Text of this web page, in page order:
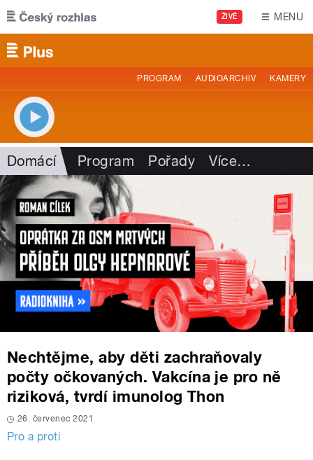
Přejít k hlavnímu obsahu
ŽIVĚ MENU
PROGRAM AUDIOARCHIV KAMERY
Domácí Program Pořady Více…
Nechtějme, aby děti zachraňovaly
počty očkovaných. Vakcína je pro ně
riziková, tvrdí imunolog Thon
26. červenec 2021
Pro a proti